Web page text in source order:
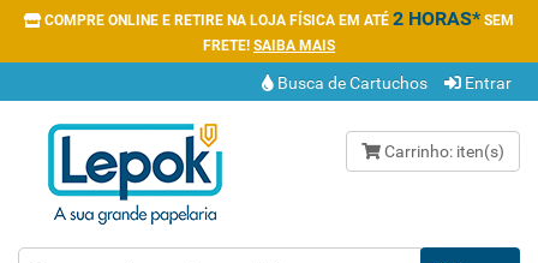
COMPRE ONLINE E RETIRE NA LOJA FÍSICA EM ATÉ 2 HORAS* SEM
FRETE! SAIBA MAIS
Busca de Cartuchos Entrar
Carrinho: iten(s)